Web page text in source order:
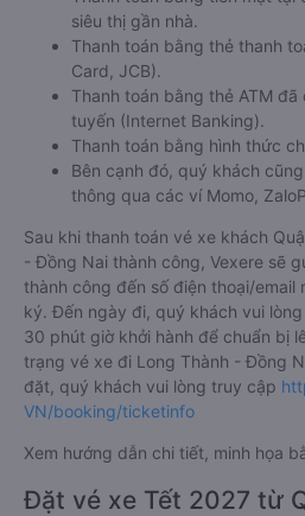
siêu thị gần nhà.
Thanh toán bằng thẻ thanh
Card, JCB).
Thanh toán bằng thẻ ATM
tuyến (Internet Banking).
Thanh toán bằng hình thức
Bên cạnh đó, quý khách
thông qua các ví Momo,
Sau khi thanh toán vé xe khách
- Đồng Nai thành công, Vexere sẽ
thành công đến số điện thoại/email
ký. Đến ngày đi, quý khách vui
30 phút giờ khởi hành để chuẩn bị
trạng vé xe đi Long Thành - Đồng
đặt, quý khách vui lòng truy cập
VN/booking/ticketinfo
Xem hướng dẫn chi tiết, minh họa
Đặt vé xe Tết 2027 từ